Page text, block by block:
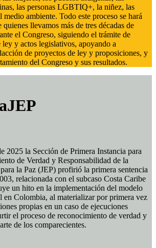
las personas LGBTIQ+, la niñez, las
medio ambiente. Todo este proceso se hará
llevamos más de tres décadas de
el Congreso, siguiendo el trámite de
y actos legislativos, apoyando a
de proyectos de ley y proposiciones, y
del Congreso y sus resultados.
2025 la Sección de Primera Instancia para
de Verdad y Responsabilidad de la
la Paz (JEP) profirió la primera sentencia
relacionada con el subcaso Costa Caribe
un hito en la implementación del modelo
en Colombia, al materializar por primera vez
propias en un caso de ejecuciones
el proceso de reconocimiento de verdad y
de los comparecientes.